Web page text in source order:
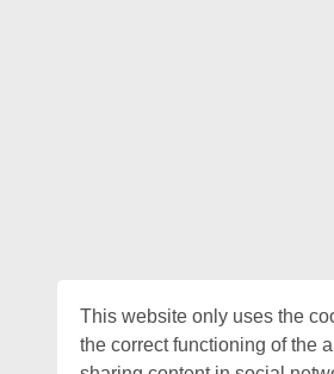
This website only uses the
the correct functioning of the